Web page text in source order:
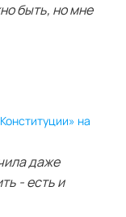
быть, но мне
на
даже
- есть и